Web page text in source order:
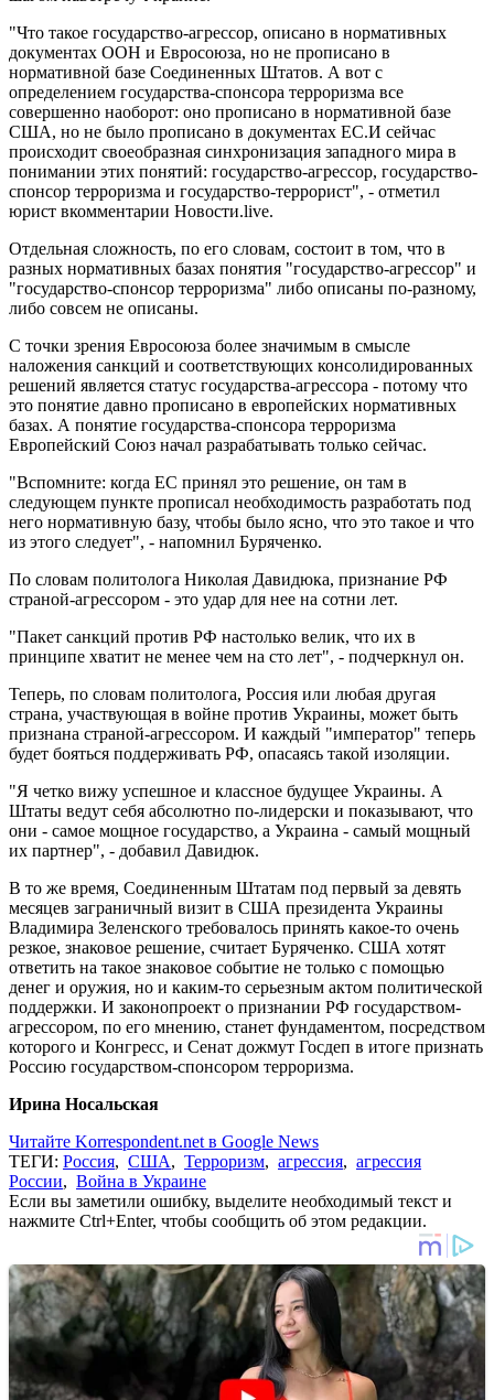
"Что такое государство-агрессор, описано в нормативных
документах ООН и Евросоюза, но не прописано в
нормативной базе Соединенных Штатов. А вот с
определением государства-спонсора терроризма все
совершенно наоборот: оно прописано в нормативной базе
США, но не было прописано в документах ЕС.И сейчас
происходит своеобразная синхронизация западного мира в
понимании этих понятий: государство-агрессор, государство-
спонсор терроризма и государство-террорист", - отметил
юрист вкомментарии Новости.live.
Отдельная сложность, по его словам, состоит в том, что в
разных нормативных базах понятия "государство-агрессор" и
"государство-спонсор терроризма" либо описаны по-разному,
либо совсем не описаны.
С точки зрения Евросоюза более значимым в смысле
наложения санкций и соответствующих консолидированных
решений является статус государства-агрессора - потому что
это понятие давно прописано в европейских нормативных
базах. А понятие государства-спонсора терроризма
Европейский Союз начал разрабатывать только сейчас.
"Вспомните: когда ЕС принял это решение, он там в
следующем пункте прописал необходимость разработать под
него нормативную базу, чтобы было ясно, что это такое и что
из этого следует", - напомнил Буряченко.
По словам политолога Николая Давидюка, признание РФ
страной-агрессором - это удар для нее на сотни лет.
"Пакет санкций против РФ настолько велик, что их в
принципе хватит не менее чем на сто лет", - подчеркнул он.
Теперь, по словам политолога, Россия или любая другая
страна, участвующая в войне против Украины, может быть
признана страной-агрессором. И каждый "император" теперь
будет бояться поддерживать РФ, опасаясь такой изоляции.
"Я четко вижу успешное и классное будущее Украины. А
Штаты ведут себя абсолютно по-лидерски и показывают, что
они - самое мощное государство, а Украина - самый мощный
их партнер", - добавил Давидюк.
В то же время, Соединенным Штатам под первый за девять
месяцев заграничный визит в США президента Украины
Владимира Зеленского требовалось принять какое-то очень
резкое, знаковое решение, считает Буряченко. США хотят
ответить на такое знаковое событие не только с помощью
денег и оружия, но и каким-то серьезным актом политической
поддержки. И законопроект о признании РФ государством-
агрессором, по его мнению, станет фундаментом, посредством
которого и Конгресс, и Сенат дожмут Госдеп в итоге признать
Россию государством-спонсором терроризма.
Ирина Носальская
Читайте Korrespondent.net в Google News
ТЕГИ: Россия, США, Терроризм, агрессия, агрессия
России, Война в Украине
Если вы заметили ошибку, выделите необходимый текст и
нажмите Ctrl+Enter, чтобы сообщить об этом редакции.